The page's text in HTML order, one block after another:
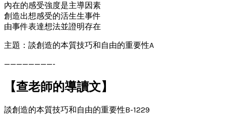
內在的感受強度是主導因素
創造出想感受的活生生事件
由事件表達想法並證明存在
主題：談創造的本質技巧和自由的重要性A
————————-
【查老師的導讀文】
談創造的本質技巧和自由的重要性B-1229